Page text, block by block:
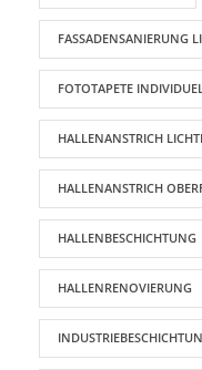
FASSADENSANIERUNG
FOTOTAPETE
HALLENANSTRICH
HALLENANSTRICH
HALLENBESCHICHTUNG
HALLENRENOVIERUNG